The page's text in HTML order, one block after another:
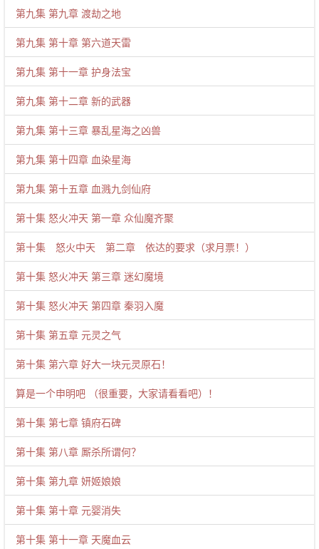
第九集 第九章 渡劫之地
第九集 第十章 第六道天雷
第九集 第十一章 护身法宝
第九集 第十二章 新的武器
第九集 第十三章 暴乱星海之凶兽
第九集 第十四章 血染星海
第九集 第十五章 血溅九剑仙府
第十集 怒火冲天 第一章 众仙魔齐聚
第十集 怒火中天 第二章 依达的要求（求月票！）
第十集 怒火冲天 第三章 迷幻魔境
第十集 怒火冲天 第四章 秦羽入魔
第十集 第五章 元灵之气
第十集 第六章 好大一块元灵原石！
算是一个申明吧 （很重要，大家请看看吧）！
第十集 第七章 镇府石碑
第十集 第八章 厮杀所谓何？
第十集 第九章 妍姬娘娘
第十集 第十章 元婴消失
第十集 第十一章 天魔血云